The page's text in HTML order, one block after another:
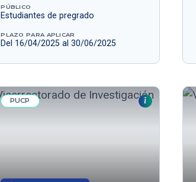
PÚBLICO
Estudiantes de pregrado
PLAZO PARA APLICAR
Del 16/04/2025 al 30/06/2025
PUCP